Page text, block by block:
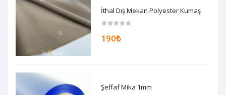
İthal Dış Mekan Polyester Kumaş
190₺
Şeffaf Mika 1mm